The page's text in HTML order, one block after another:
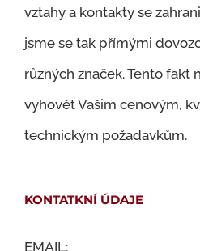
vztahy a kontakty se
jsme se tak přímými
různých značek. Tento fakt
vyhovět Vašim cenovým,
technickým požadavkům.
KONTATKNÍ ÚDAJE
EMAIL: